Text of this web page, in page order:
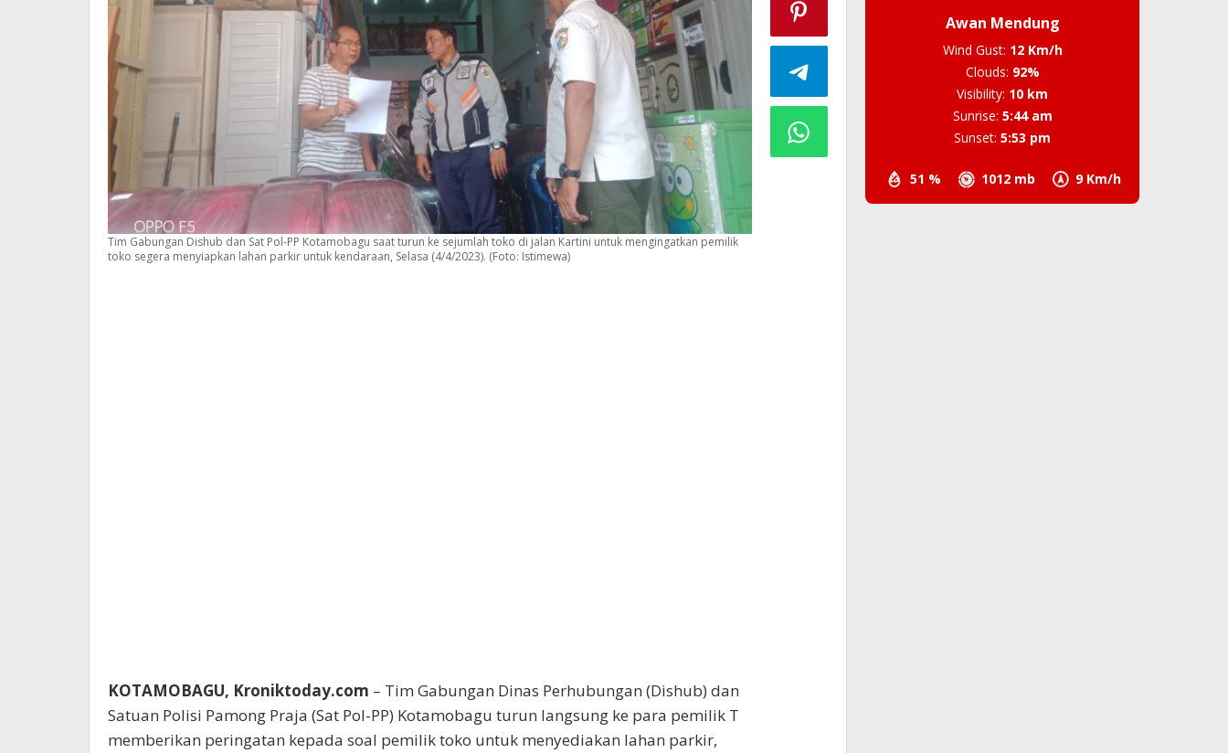
Tim Gabungan Dishub dan Sat Pol-PP Kotamobagu saat turun ke sejumlah toko di jalan Kartini untuk mengingatkan pemilik
toko segera menyiapkan lahan parkir untuk kendaraan, Selasa (4/4/2023). (Foto: Istimewa)
KOTAMOBAGU, Kroniktoday.com – Tim Gabungan Dinas Perhubungan (Dishub) dan
Satuan Polisi Pamong Praja (Sat Pol-PP) Kotamobagu turun langsung ke para pemilik T
memberikan peringatan kepada soal pemilik toko untuk menyediakan lahan parkir,
Awan Mendung
51 % 1012 mb 9 Km/h
Wind Gust: 12 Km/h
Clouds: 92%
Visibility: 10 km
Sunrise: 5:44 am
Sunset: 5:53 pm